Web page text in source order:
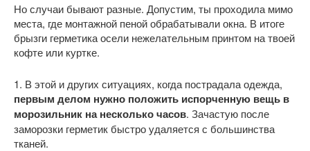
Но случаи бывают разные. Допустим, ты проходила мимо
места, где монтажной пеной обрабатывали окна. В итоге
брызги герметика осели нежелательным принтом на твоей
кофте или куртке.
1. В этой и других ситуациях, когда пострадала одежда,
первым делом нужно положить испорченную вещь в
морозильник на несколько часов. Зачастую после
заморозки герметик быстро удаляется с большинства
тканей.